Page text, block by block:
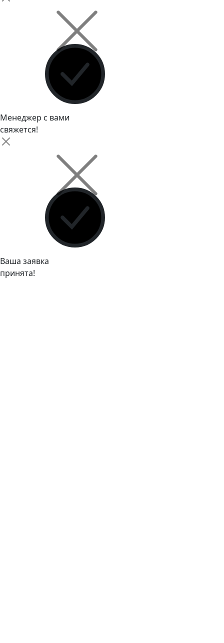
Менеджер с вами
свяжется!
Ваша заявка
принята!